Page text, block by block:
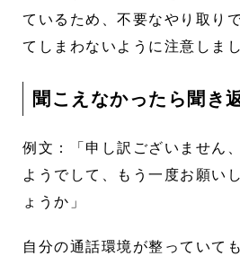
ているため、不要なやり取り
てしまわないように注意しまし
聞こえなかったら聞き
例文：「申し訳ございません
ようでして、もう一度お願い
ょうか」
自分の通話環境が整っていて